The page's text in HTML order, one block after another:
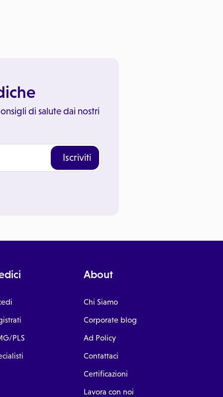
di salute dai nostri
Iscriviti
PLS
About
Chi Siamo
Corporate blog
Ad Policy
Contattaci
Certificazioni
Lavora con noi